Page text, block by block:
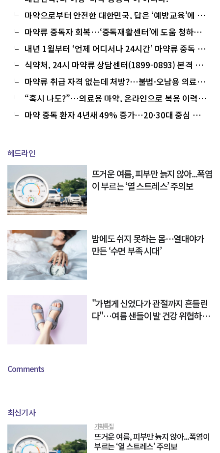
마약으로부터 안전한 대한민국, 답은 ‘예방교육’에 있
다
마약류 중독자 회복…‘중독재활센터’에 도움 청하세
요
내년 1월부터 ‘언제 어디서나 24시간’ 마약류 중독 상
담 가능
식약처, 24시 마약류 상담센터(1899-0893) 본격 운
영
마약류 취급 자격 없는데 처방?…불법·오남용 의료기
관 적발
“혹시 나도?”…의료용 마약, 온라인으로 복용 이력·
명의도용 확인
마약 중독 환자 4년새 49% 증가…20·30대 중심 확
헤드라인
뜨거운 여름, 피부만 늙지 않아...폭염
이 부르는 ‘열 스트레스’ 주의보
밤에도 쉬지 못하는 몸…열대야가
만든 ‘수면 부족 시대’
"가볍게 신었다가 관절까지 흔들린
다"…여름 샌들이 발 건강 위협하는
Comments
최신기사
기획특집
뜨거운 여름, 피부만 늙지 않아...폭염이
부르는 ‘열 스트레스’ 주의보